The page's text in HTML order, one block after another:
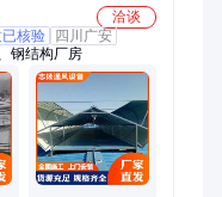
洽谈
已核验
四川广安
钢结构厂房